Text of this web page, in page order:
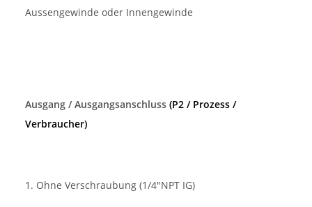
Aussengewinde oder Innengewinde
Ausgang / Ausgangsanschluss (P2 / Prozess /
Verbraucher)
1. Ohne Verschraubung (1/4"NPT IG)